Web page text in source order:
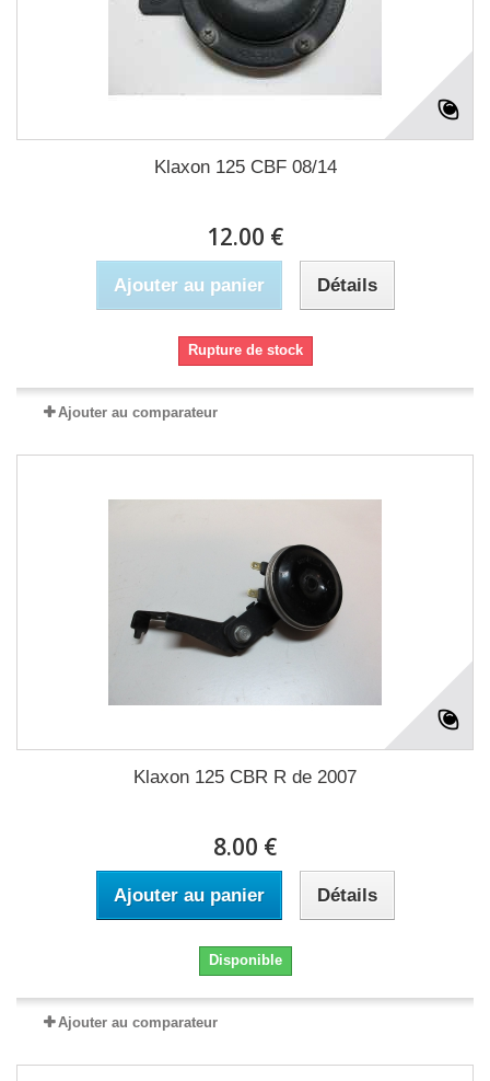
Klaxon 125 CBF 08/14
12.00 €
Ajouter au panier Détails
Rupture de stock
Ajouter au comparateur
Klaxon 125 CBR R de 2007
8.00 €
Ajouter au panier Détails
Disponible
Ajouter au comparateur